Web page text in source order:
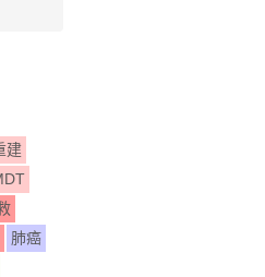
建
肺癌